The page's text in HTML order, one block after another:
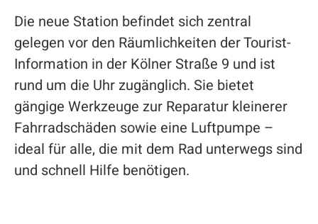
Die neue Station befindet sich zentral
gelegen vor den Räumlichkeiten der Tourist-
Information in der Kölner Straße 9 und ist
rund um die Uhr zugänglich. Sie bietet
gängige Werkzeuge zur Reparatur kleinerer
Fahrradschäden sowie eine Luftpumpe –
ideal für alle, die mit dem Rad unterwegs sind
und schnell Hilfe benötigen.